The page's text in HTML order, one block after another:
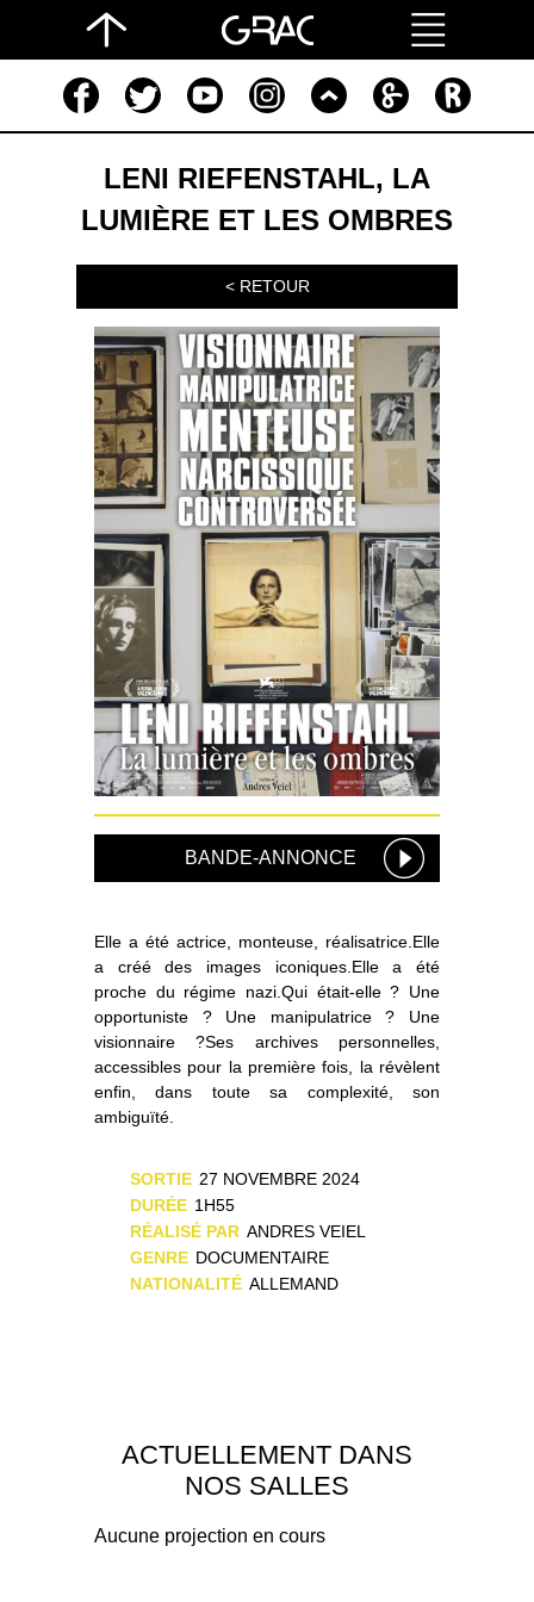
LENI RIEFENSTAHL, LA
LUMIÈRE ET LES OMBRES
< RETOUR
BANDE-ANNONCE
Elle a été actrice, monteuse, réalisatrice.Elle
a créé des images iconiques.Elle a été
proche du régime nazi.Qui était-elle ? Une
opportuniste ? Une manipulatrice ? Une
visionnaire ?Ses archives personnelles,
accessibles pour la première fois, la révèlent
enfin, dans toute sa complexité, son
ambiguïté.
SORTIE 27 NOVEMBRE 2024
DURÉE 1H55
RÉALISÉ PAR ANDRES VEIEL
GENRE DOCUMENTAIRE
NATIONALITÉ ALLEMAND
ACTUELLEMENT DANS
NOS SALLES
Aucune projection en cours